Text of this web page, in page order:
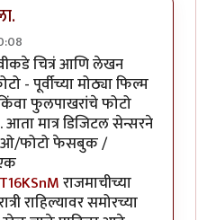
चित्रं आणि लेखन
- पूर्वीच्या मोठ्या फिल्म
फुलपाखरांचे फोटो
मात्र डिजिटल सेन्सरने
फोटो फेसबुक /
राजमाचीच्या
राहिल्यावर समोरच्या